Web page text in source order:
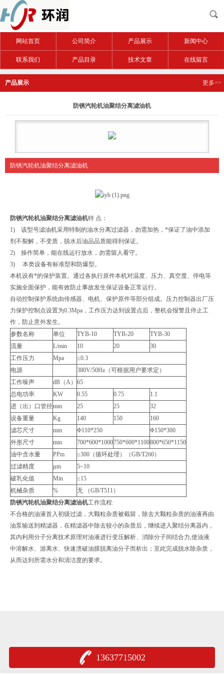
网站首页 公司简介 产品展示 新闻中心
联系我们 产品目录 技术文章 在线留言
产品展示 更多>>
防锈汽轮机油聚结分离滤油机
防锈汽轮机油聚结分离滤油机
防锈汽轮机油聚结分离滤油机特 点：
1) 该型号滤油机采用特制的油水分离过滤器，勿需加热，*保证了油中添加
剂不裂解，不变质，脱水后油品品质能得到保证。
2) 操作简单，能在线运行放水，勿需留人看守。
3) 本类设备有标准型和防爆型。
本机设有*的保护装置。通过各执行原件本机对温度、压力、真空度、停电等
实施全面保护，能有效防止事故发生保证设备正常运行。
自动控制保护系统由传感器、电机、保护原件等部分组成。压力控制器出厂压
力保护控制点设置为0.3Mpa，工作压力达到设置点后，整机会报警且停止工
作，防止意外发生。
参数名称
单位 TYB-10 TYB-20
TYB-30
流量
L/min 10 20
30
工作压力
Mpa
≤0.3
电源
380V/50Hz（可根据用户要求定）
工作噪声
dB（A） 65
总电功率
KW 0.55 0.75
1.1
进（出）口管径mm 25 25
32
设备重量
Kg 140 150
160
滤芯尺寸
mm Φ110*250
Φ150*300
外形尺寸
mm 700*600*1000750*600*1100800*650*1150
油中含水量
PPm
≤300（循环处理）（GB/T260）
过滤精度
µm
5~10
破乳化值
Min
≤15
机械杂质
%
无 （GB/T511）
防锈汽轮机油聚结分离滤油机工作流程:
不合格的油液首入初级过滤，大颗粒杂质被截留，除去大颗粒杂质的油液再由
油泵输送到精滤器，在精滤器中除去较小的杂质后，继续进入聚结分离器内，
其内利用分子分离技术原理对油液进行变压解析、消除分子间结合力,使油液
中溶解水、游离水、快速溃破油膜脱离油分子而析出；至此完成脱水除杂质，
从而达到所需水分和清洁度的要求。
13637715002